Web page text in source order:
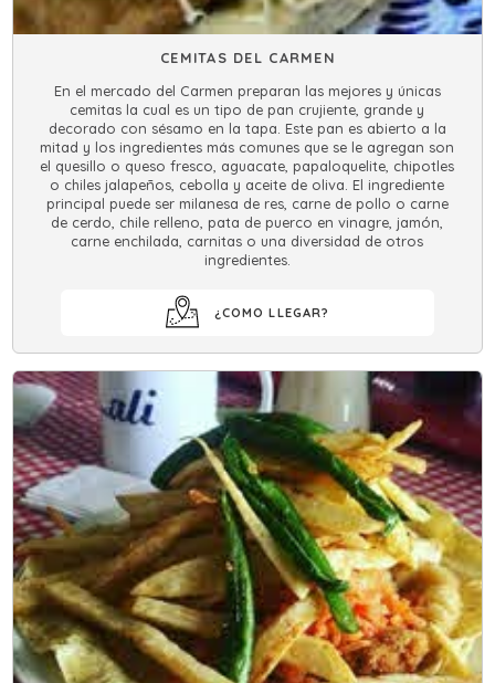
CEMITAS DEL CARMEN
En el mercado del Carmen preparan las mejores y únicas
cemitas la cual es un tipo de pan crujiente, grande y
decorado con sésamo en la tapa. Este pan es abierto a la
mitad y los ingredientes más comunes que se le agregan son
el quesillo o queso fresco, aguacate, papaloquelite, chipotles
o chiles jalapeños, cebolla y aceite de oliva. El ingrediente
principal puede ser milanesa de res, carne de pollo o carne
de cerdo, chile relleno, pata de puerco en vinagre, jamón,
carne enchilada, carnitas o una diversidad de otros
ingredientes.
¿COMO LLEGAR?